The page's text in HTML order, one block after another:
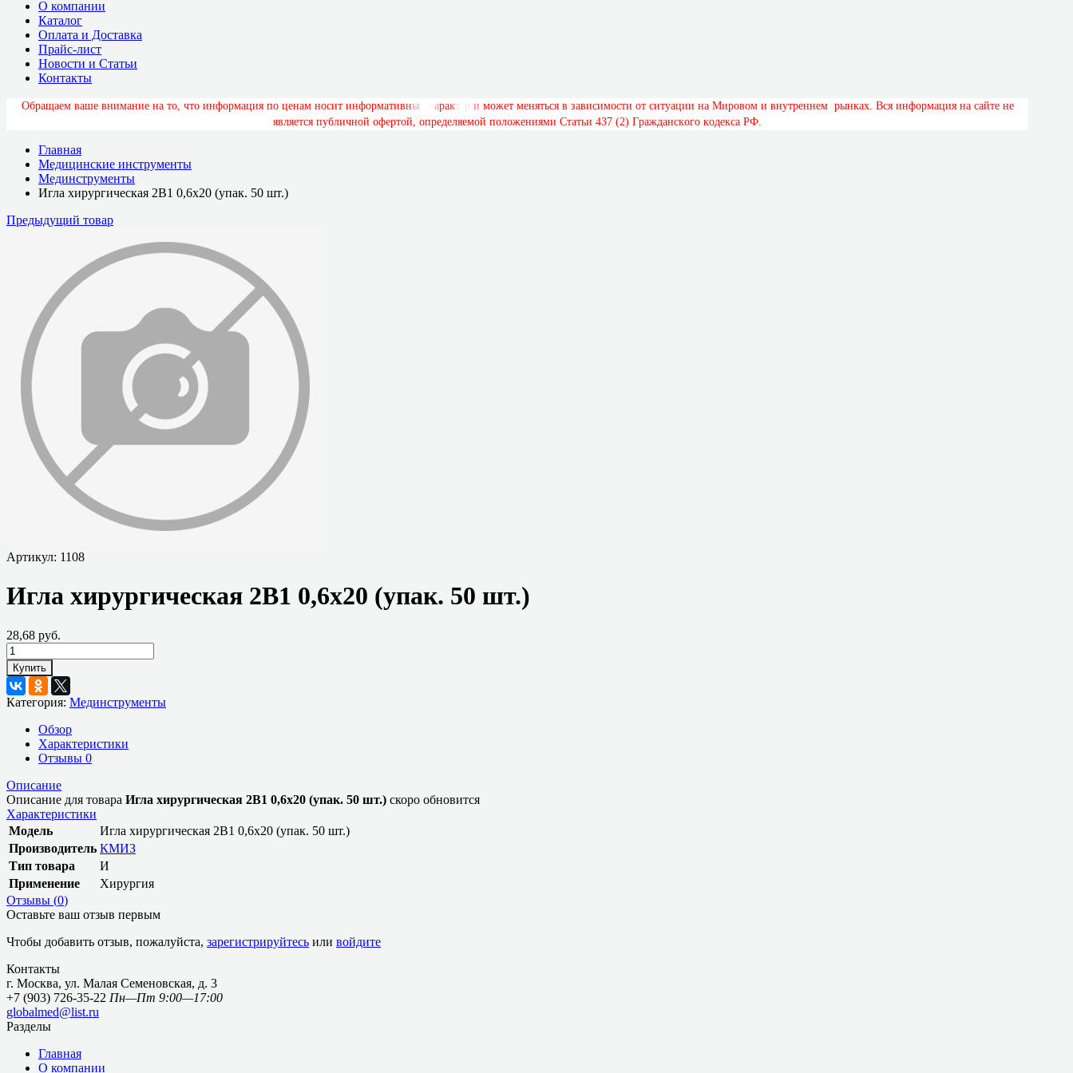
О компании
Каталог
Оплата и Доставка
Прайс-лист
Новости и Статьи
Контакты
Обращаем ваше внимание на то, что информация по ценам носит информативный аракте р и может меняться в зависимости от ситуации на Мировом и внутреннем рынках. Вся информация на сайте не
является публичной офертой, определяемой положениями Статьи 437 (2) Гражданского кодекса РФ.
Главная
Медицинские инструменты
Мединструменты
Игла хирургическая 2В1 0,6х20 (упак. 50 шт.)
Предыдущий товар
Артикул: 1108
Игла хирургическая 2В1 0,6х20 (упак. 50 шт.)
28,68 руб.
Купить
Категория: Мединструменты
Обзор
Характеристики
Отзывы 0
Описание
Описание для товара Игла хирургическая 2В1 0,6х20 (упак. 50 шт.) скоро обновится
Характеристики
Модель
Игла хирургическая 2В1 0,6х20 (упак. 50 шт.)
Производитель КМИЗ
Тип товара
И
Применение
Хирургия
Отзывы (0)
Оставьте ваш отзыв первым
Чтобы добавить отзыв, пожалуйста, зарегистрируйтесь или войдите
Контакты
г. Москва, ул. Малая Семеновская, д. 3
+7 (903) 726-35-22 Пн—Пт 9:00—17:00
globalmed@list.ru
Разделы
Главная
О компании